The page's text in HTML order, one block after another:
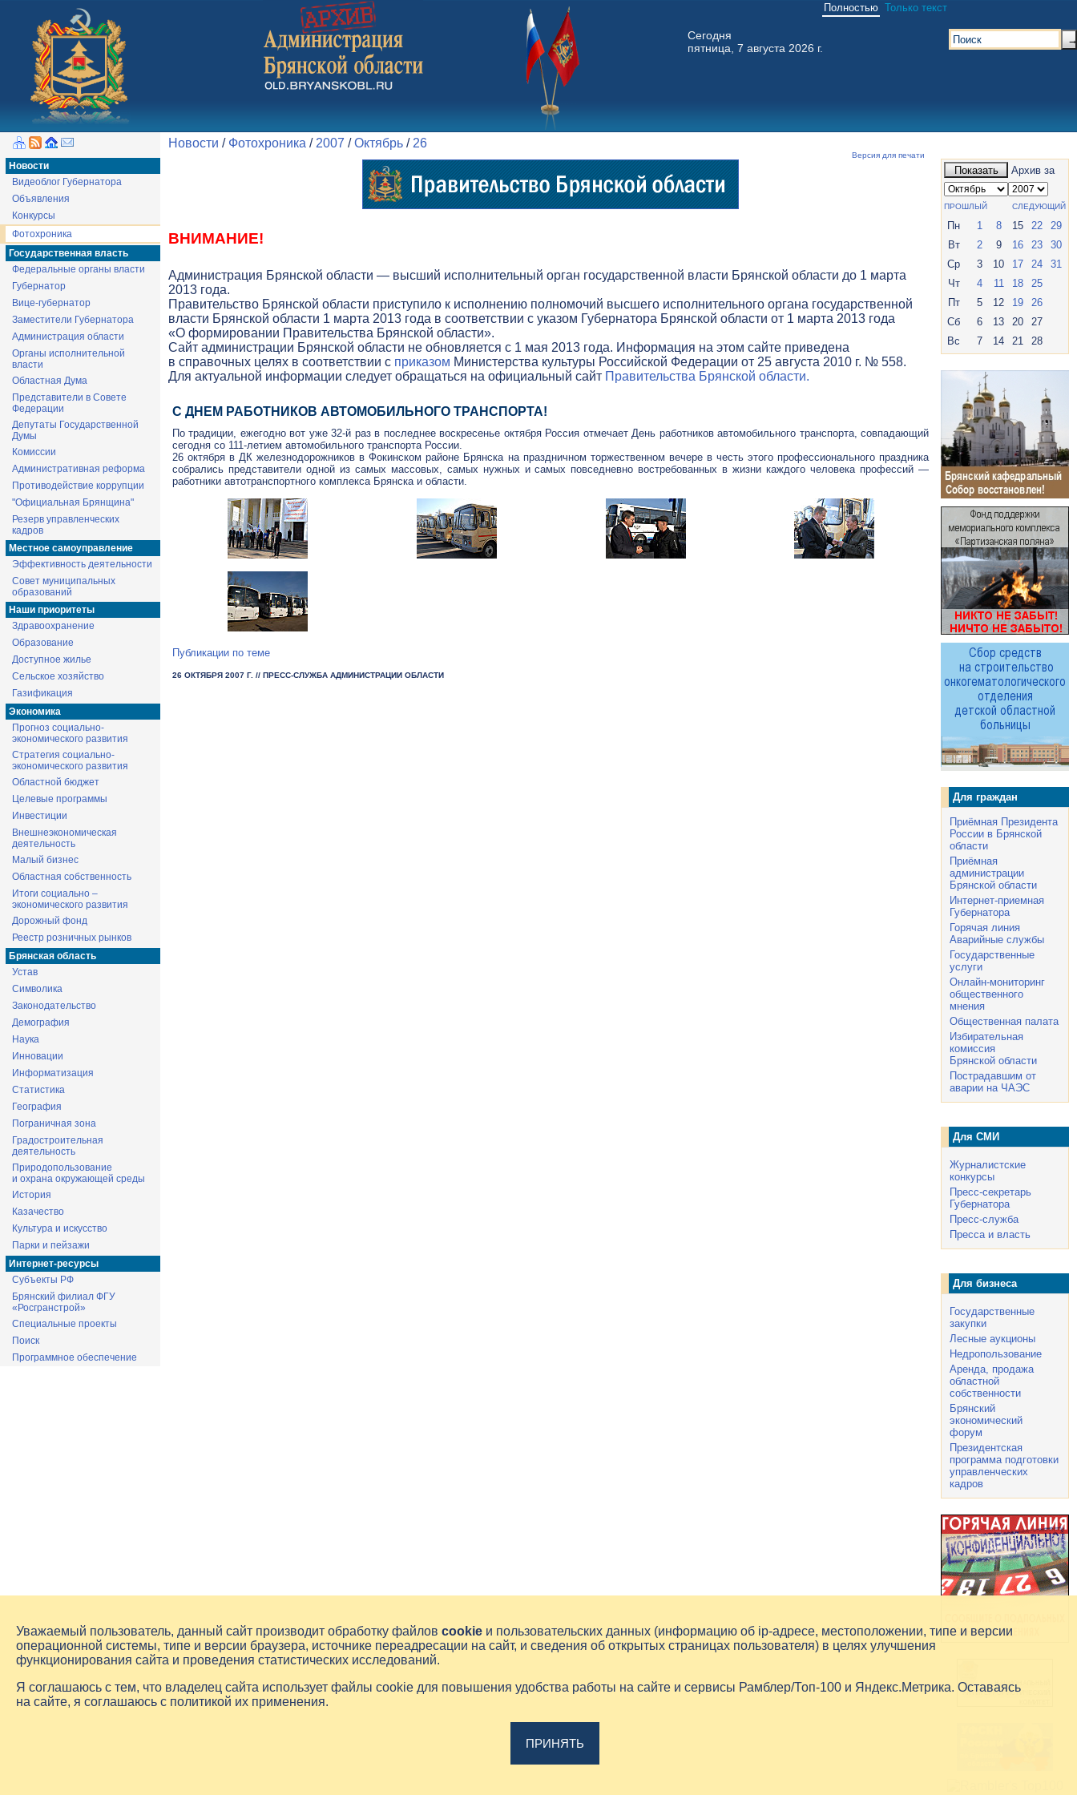
Полностью Только текст
Сегодня
пятница, 7 августа 2026 г.
→
Новости
Видеоблог Губернатора
Объявления
Конкурсы
Фотохроника
Государственная власть
Федеральные органы власти
Губернатор
Вице-губернатор
Заместители Губернатора
Администрация области
Органы исполнительной
власти
Областная Дума
Представители в Совете
Федерации
Депутаты Государственной
Думы
Комиссии
Административная реформа
Противодействие коррупции
"Официальная Брянщина"
Резерв управленческих
кадров
Местное самоуправление
Эффективность деятельности
Совет муниципальных
образований
Наши приоритеты
Здравоохранение
Образование
Доступное жилье
Сельское хозяйство
Газификация
Экономика
Прогноз социально-
экономического развития
Стратегия социально-
экономического развития
Областной бюджет
Целевые программы
Инвестиции
Внешнеэкономическая
деятельность
Малый бизнес
Областная собственность
Итоги социально –
экономического развития
Дорожный фонд
Реестр розничных рынков
Брянская область
Устав
Символика
Законодательство
Демография
Наука
Инновации
Информатизация
Статистика
География
Пограничная зона
Градостроительная
деятельность
Природопользование
и охрана окружающей среды
История
Казачество
Культура и искусство
Парки и пейзажи
Интернет-ресурсы
Субъекты РФ
Брянский филиал ФГУ
«Росгранстрой»
Специальные проекты
Поиск
Программное обеспечение
Новости / Фотохроника / 2007 /Октябрь / 26
Версия для печати
ВНИМАНИЕ!
Администрация Брянской области — высший исполнительный орган государственной власти Брянской области до 1 марта
2013 года.
Правительство Брянской области приступило к исполнению полномочий высшего исполнительного органа государственной
власти Брянской области 1 марта 2013 года в соответствии с указом Губернатора Брянской области от 1 марта 2013 года
«О формировании Правительства Брянской области».
Cайт администрации Брянской области не обновляется с 1 мая 2013 года. Информация на этом сайте приведена
в справочных целях в соответствии с приказом Министерства культуры Российской Федерации от 25 августа 2010 г. № 558.
Для актуальной информации следует обращаться на официальный сайт Правительства Брянской области.
С ДНЕМ РАБОТНИКОВ АВТОМОБИЛЬНОГО ТРАНСПОРТА!
По традиции, ежегодно вот уже 32-й раз в последнее воскресенье октября Россия отмечает День работников автомобильного транспорта, совпадающий
сегодня со 111-летием автомобильного транспорта России.
26 октября в ДК железнодорожников в Фокинском районе Брянска на праздничном торжественном вечере в честь этого профессионального праздника
собрались представители одной из самых массовых, самых нужных и самых повседневно востребованных в жизни каждого человека профессий —
работники автотранспортного комплекса Брянска и области.
Публикации по теме
26 ОКТЯБРЯ 2007 Г. // ПРЕСС-СЛУЖБА АДМИНИСТРАЦИИ ОБЛАСТИ
Показать Архив за
ПРОШЛЫЙ СЛЕДУЮЩИЙ
Пн 1 8 15 22
29
Вт
2 9 16 23
30
Ср
3 10 17 24
31
Чт
4 11 18
25
Пт
5 12 19
26
Сб
6 13 20
27
Вс
7 14 21 28
Для граждан
Приёмная Президента
России в Брянской
области
Приёмная
администрации
Брянской области
Интернет-приемная
Губернатора
Горячая линия
Аварийные службы
Государственные
услуги
Онлайн-мониторинг
общественного
мнения
Общественная палата
Избирательная
комиссия
Брянской области
Пострадавшим от
аварии на ЧАЭС
Для СМИ
Журналистские
конкурсы
Пресс-секретарь
Губернатора
Пресс-служба
Пресса и власть
Для бизнеса
Государственные
закупки
Лесные аукционы
Недропользование
Аренда, продажа
областной
собственности
Брянский
экономический
форум
Президентская
программа подготовки
управленческих
кадров
Уважаемый пользователь, данный сайт производит обработку файлов cookie и пользовательских данных (информацию об ip-адресе, местоположении, типе и версии
операционной системы, типе и версии браузера, источнике переадресации на сайт, и сведения об открытых страницах пользователя) в целях улучшения
функционирования сайта и проведения статистических исследований.
Я соглашаюсь с тем, что владелец сайта использует файлы cookie для повышения удобства работы на сайте и сервисы Рамблер/Топ-100 и Яндекс.Метрика. Оставаясь
на сайте, я соглашаюсь с политикой их применения.
ПРИНЯТЬ